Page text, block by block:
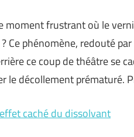
moment frustrant où le
Ce phénomène, redouté
ce coup de théâtre se
le décollement prématuré.
caché du dissolvant